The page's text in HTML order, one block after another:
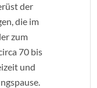
der
die im
zum
70 bis
und